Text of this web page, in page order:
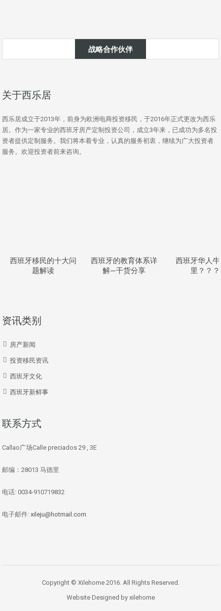
战略合作伙伴
关于西乐居
西乐居成立于2013年，前身为欧洲电商投资移民，于2016年正式更改为西乐
居。作为一家专业的西班牙房产定制投资公司，成立3年来，已成功为多名投
资者提供定制服务。我们将本着专业，认真的服务初衷，继续为广大投资者
服务。欢迎投资者前来咨询。
西班牙移民的十大问
题解读
西班牙的教育体系详
解—干货分享
西班牙华人
里？？？
资讯类别
房产新闻
投资移民资讯
西班牙文化
西班牙新鲜事
联系方式
Callao广场Calle preciados 29 , 3E
邮编：28013 马德里
电话: 0034-910719832
电子邮件: xileju@hotmail.com
Copyright © Xilehome 2016. All Rights Reserved.
Website Designed by xilehome